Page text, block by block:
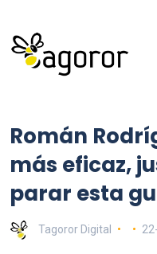
Román
más eficaz,
parar esta
Tagoror Digital